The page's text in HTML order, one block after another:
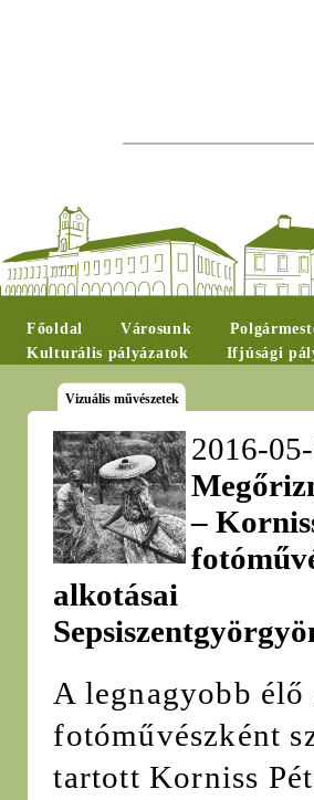
Főoldal Városunk
Kulturális pályázatok
Ifjúsági
Vizuális művészetek
2016-
–
alkotásai
A legnagyobb élő
fotóművészként
tartott Korniss